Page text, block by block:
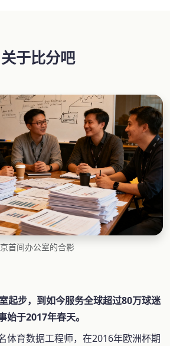
关于比分吧
首间办公室的合影
起步，到如今服务全球超过80万球迷
于2017年春天。
体育数据工程师，在2016年欧洲杯期